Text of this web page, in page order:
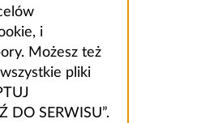
i
Możesz też
pliki
DO SERWISU”.